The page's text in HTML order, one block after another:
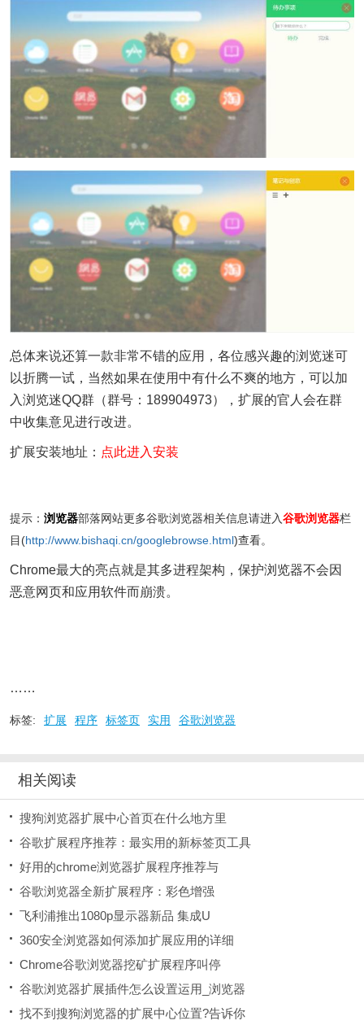
总体来说还算一款非常不错的应用，各位感兴趣的浏览迷可
以折腾一试，当然如果在使用中有什么不爽的地方，可以加
入浏览迷QQ群（群号：189904973），扩展的官人会在群
中收集意见进行改进。
扩展安装地址： 点此进入安装
提示： 浏览器部落网站更多谷歌浏览器相关信息请进入谷歌浏览器栏
目(http://www.bishaqi.cn/googlebrowse.html)查看。
Chrome最大的亮点就是其多进程架构，保护浏览器不会因
恶意网页和应用软件而崩溃。
……
标签: 扩展 程序 标签页 实用 谷歌浏览器
相关阅读
搜狗浏览器扩展中心首页在什么地方里
谷歌扩展程序推荐：最实用的新标签页工具
好用的chrome浏览器扩展程序推荐与
谷歌浏览器全新扩展程序：彩色增强
飞利浦推出1080p显示器新品 集成U
360安全浏览器如何添加扩展应用的详细
Chrome谷歌浏览器挖矿扩展程序叫停
谷歌浏览器扩展插件怎么设置运用_浏览器
找不到搜狗浏览器的扩展中心位置?告诉你